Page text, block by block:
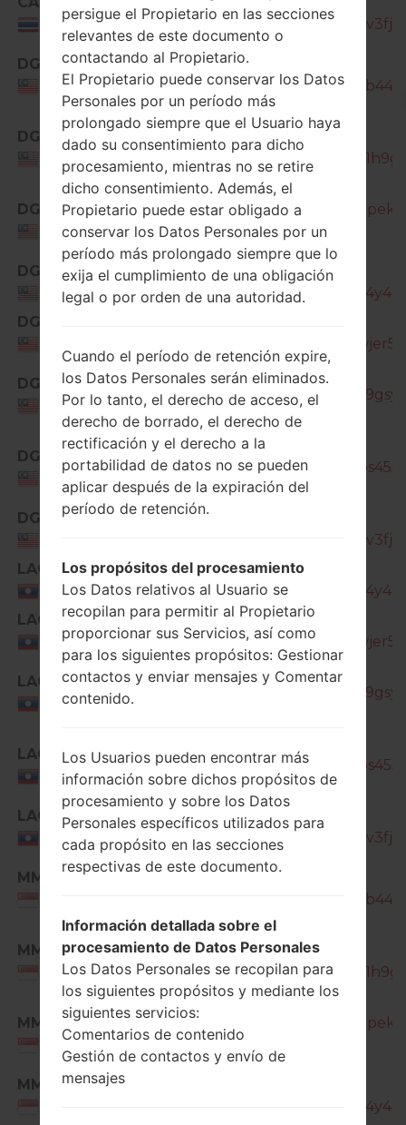
Thailand
DGI
Malaysia
SM-
DGI
Malaysia
SM-
DGI
Malaysia
SM-
DGI
Malaysia
SM-
DGI
DGI
Malaysia
SM-
DGI
Malaysia
SM-
DGI
SM-
LAO
Laos
SM-
LAO
Laos
SM-
LAO
Laos
SM-
LAO
Laos
LAO
Laos
SM-
MM1
SM-
MM1
SINGAPORE
SM-
MM1
SINGAPORE
SM-
MM1
persigue el Propietario en las secciones
relevantes de este documento o
contactando al Propietario.
El Propietario puede conservar los Datos
Personales por un período más
prolongado siempre que el Usuario haya
dado su consentimiento para dicho
procesamiento, mientras no se retire
dicho consentimiento. Además, el
Propietario puede estar obligado a
conservar los Datos Personales por un
período más prolongado siempre que lo
exija el cumplimiento de una obligación
legal o por orden de una autoridad.
Cuando el período de retención expire,
los Datos Personales serán eliminados.
Por lo tanto, el derecho de acceso, el
derecho de borrado, el derecho de
rectificación y el derecho a la
portabilidad de datos no se pueden
aplicar después de la expiración del
período de retención.
Los propósitos del procesamiento
Los Datos relativos al Usuario se
recopilan para permitir al Propietario
proporcionar sus Servicios, así como
para los siguientes propósitos: Gestionar
contactos y enviar mensajes y Comentar
contenido.
Los Usuarios pueden encontrar más
información sobre dichos propósitos de
procesamiento y sobre los Datos
Personales específicos utilizados para
cada propósito en las secciones
respectivas de este documento.
Información detallada sobre el
procesamiento de Datos Personales
Los Datos Personales se recopilan para
los siguientes propósitos y mediante los
siguientes servicios:
Comentarios de contenido
Gestión de contactos y envío de
mensajes